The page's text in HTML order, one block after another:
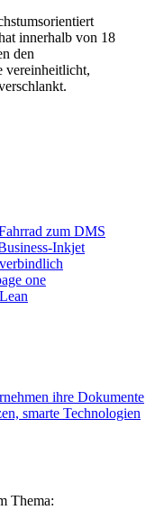
innerhalb von 18
den
vereinheitlicht,
zum DMS
Inkjet
one
ihre Dokumente
smarte Technologien
Thema: